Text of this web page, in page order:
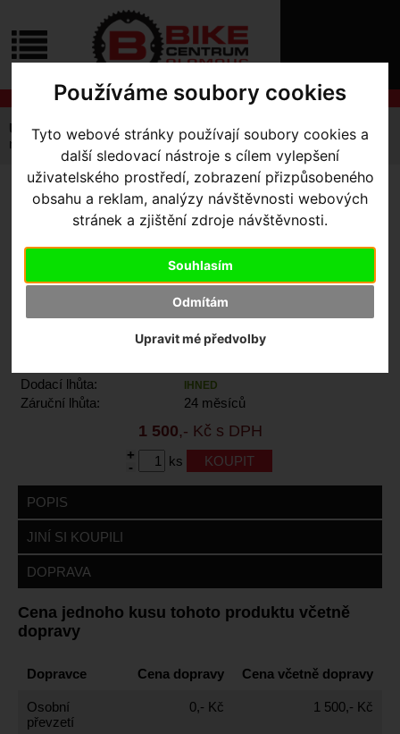
Používáme soubory cookies
Tyto webové stránky používají soubory cookies a
další sledovací nástroje s cílem vylepšení
uživatelského prostředí, zobrazení přizpůsobeného
obsahu a reklam, analýzy návštěvnosti webových
stránek a zjištění zdroje návštěvnosti.
Souhlasím
Odmítám
Upravit mé předvolby
NÁSO
NÁKUPU
SLUŽBY
ZTRATILI
Úvodní strana Komponenty Pedály
Silniční
náhradní ložiska pro pedály FAVERO ASSIOMA DUO
NÁHRADNÍ LOŽISKA PRO
PEDÁLY FAVERO ASSIOMA
0439-0826
Dodací lhůta:
IHNED
Záruční lhůta: 24 měsíců
1 500,- Kč s DPH
+
-
ks
POPIS
JINÍ SI KOUPILI
DOPRAVA
Cena jednoho kusu tohoto produktu včetně
dopravy
Dopravce Cena dopravy Cena včetně dopravy
Osobní
převzetí
0,- Kč 1 500,- Kč